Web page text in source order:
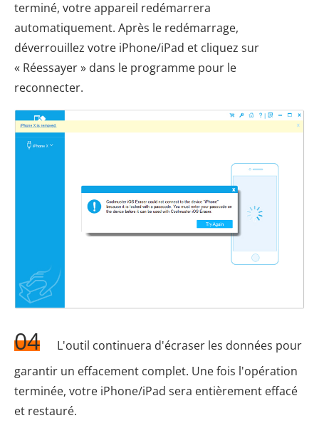
terminé, votre appareil redémarrera
automatiquement. Après le redémarrage,
déverrouillez votre iPhone/iPad et cliquez sur
« Réessayer » dans le programme pour le
reconnecter.
04
L'outil continuera d'écraser les données pour
garantir un effacement complet. Une fois l'opération
terminée, votre iPhone/iPad sera entièrement effacé
et restauré.